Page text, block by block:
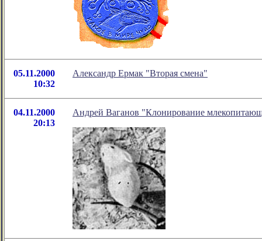
05.11.2000
10:32
Александр Ермак "Вторая смена"
04.11.2000
20:13
Андрей Ваганов "Клонирование